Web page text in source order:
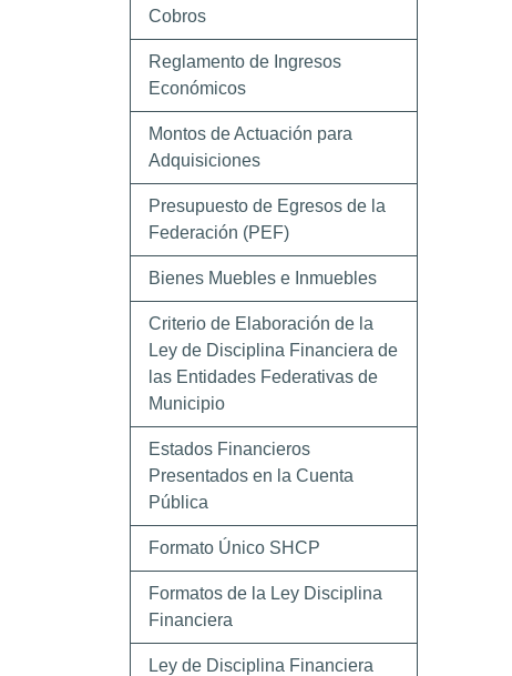
Cobros
Reglamento de Ingresos
Económicos
Montos de Actuación para
Adquisiciones
Presupuesto de Egresos de la
Federación (PEF)
Bienes Muebles e Inmuebles
Criterio de Elaboración de la
Ley de Disciplina Financiera de
las Entidades Federativas de
Municipio
Estados Financieros
Presentados en la Cuenta
Pública
Formato Único SHCP
Formatos de la Ley Disciplina
Financiera
Ley de Disciplina Financiera